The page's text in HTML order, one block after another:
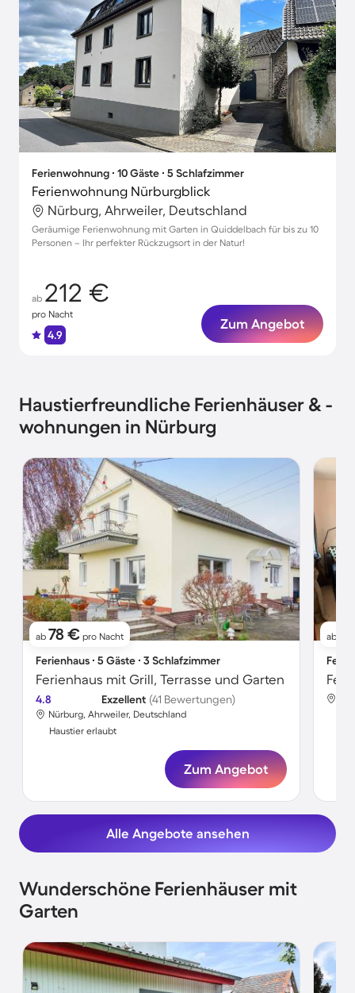
Ferienwohnung ∙ 10 Gäste ∙ 5 Schlafzimmer
Ferienwohnung Nürburgblick
Nürburg, Ahrweiler, Deutschland
Geräumige Ferienwohnung mit Garten in Quiddelbach für bis zu 10
Personen – Ihr perfekter Rückzugsort in der Natur!
ab 212 €
pro Nacht
4.9
Zum Angebot
Haustierfreundliche Ferienhäuser & -
wohnungen in Nürburg
ab 78 € pro Nacht
Ferienhaus ∙ 5 Gäste ∙ 3 Schlafzimmer
Ferienhaus mit Grill, Terrasse und Garten
4.8 Exzellent (41 Bewertungen)
Nürburg, Ahrweiler, Deutschland
Haustier erlaubt
Zum Angebot
ab
Alle Angebote ansehen
Wunderschöne Ferienhäuser mit
Garten